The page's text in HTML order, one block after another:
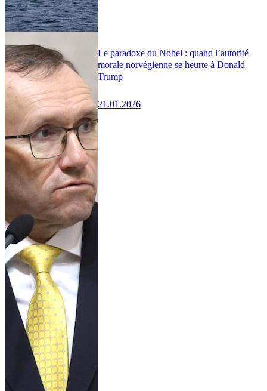
Le paradoxe du Nobel : quand l’autorité
morale norvégienne se heurte à Donald
Trump
21.01.2026